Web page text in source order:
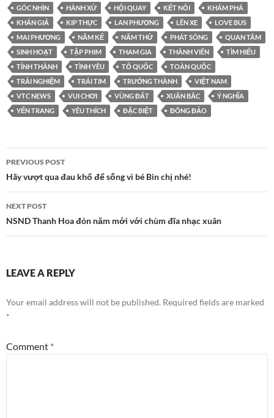
GÓC NHÌN
HÀNH XỬ HỘI QUAY KẾT NỐI
KHÁM PHÁ
KHÁN GIẢ
KIP THỰC LAN PHƯƠNG LÊN XE
LOVE BUS
MAI PHƯƠNG
NĂM KỂ NĂM THỨ PHÁT SÓNG
QUAN TÂM
SINH HOẠT
TẬP PHIM THAM GIA THÀNH VIÊN
TÌM HIỂU
TỈNH THÀNH
TÌNH YÊU TỔ QUỐC
TOÀN QUỐC
TRẢI NGHIỆM
TRÁI TIM TRƯỞNG THÀNH
VIỆT NAM
VTC NEWS
VUI CHƠI VÙNG ĐẤT XUÂN BẮC
Ý NGHĨA
YẾN TRANG
YÊU THÍCH ĐẶC BIỆT ĐÔNG ĐẢO
Post
navigation
PREVIOUS POST
Hãy vượt qua đau khổ để sống vì bé Bin chị nhé!
NEXT POST
NSND Thanh Hoa đón năm mới với chùm đĩa nhạc xuân
LEAVE A REPLY
Your email address will not be published. Required fields are marked
*
Comment *